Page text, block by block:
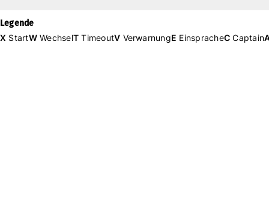
Legende
X StartWWechselT TimeoutV VerwarnungE EinspracheC Captain